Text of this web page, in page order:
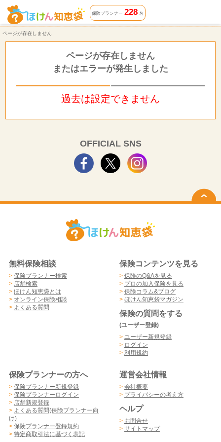
ページが存在しません | ほけん知恵袋
保険プランナー 228名
ページが存在しません
ページが存在しません
またはエラーが発生しました
過去は設定できません
OFFICIAL SNS
無料保険相談
> 保険プランナー検索
> 店舗検索
> ほけん知恵袋とは
> オンライン保険相談
> よくある質問
保険コンテンツを見る
> 保険のQ&Aを見る
> プロの加入保険を見る
> 保険コラム&ブログ
> ほけん知恵袋マガジン
保険の質問をする
(ユーザー登録)
> ユーザー新規登録
> ログイン
> 利用規約
保険プランナーの方へ
> 保険プランナー新規登録
> 保険プランナーログイン
> 店舗新規登録
> よくある質問(保険プランナー向
け)
> 保険プランナー登録規約
> 特定商取引法に基づく表記
運営会社情報
> 会社概要
> プライバシーの考え方
ヘルプ
> お問合せ
> サイトマップ